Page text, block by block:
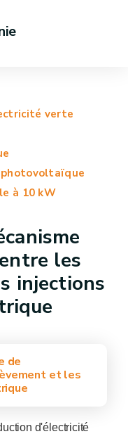
verte
à 10 kW
les
injections
de
et les
d'électricité